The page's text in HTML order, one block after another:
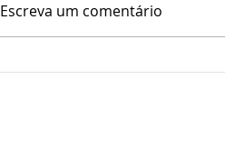
Escreva um comentário